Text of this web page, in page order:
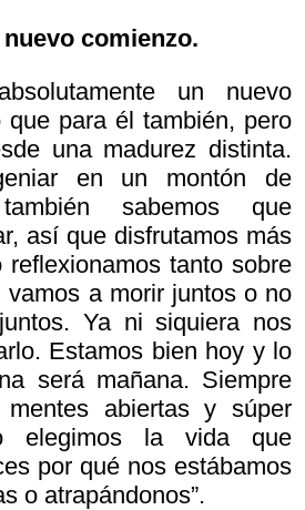
comienzo.
un nuevo
que para él también, pero
una madurez distinta.
en un montón de
sabemos que
así que disfrutamos más
tanto sobre
vamos a morir juntos o no
Ya ni siquiera nos
Estamos bien hoy y lo
será mañana. Siempre
abiertas y súper
elegimos la vida que
por qué nos estábamos
o atrapándonos”.